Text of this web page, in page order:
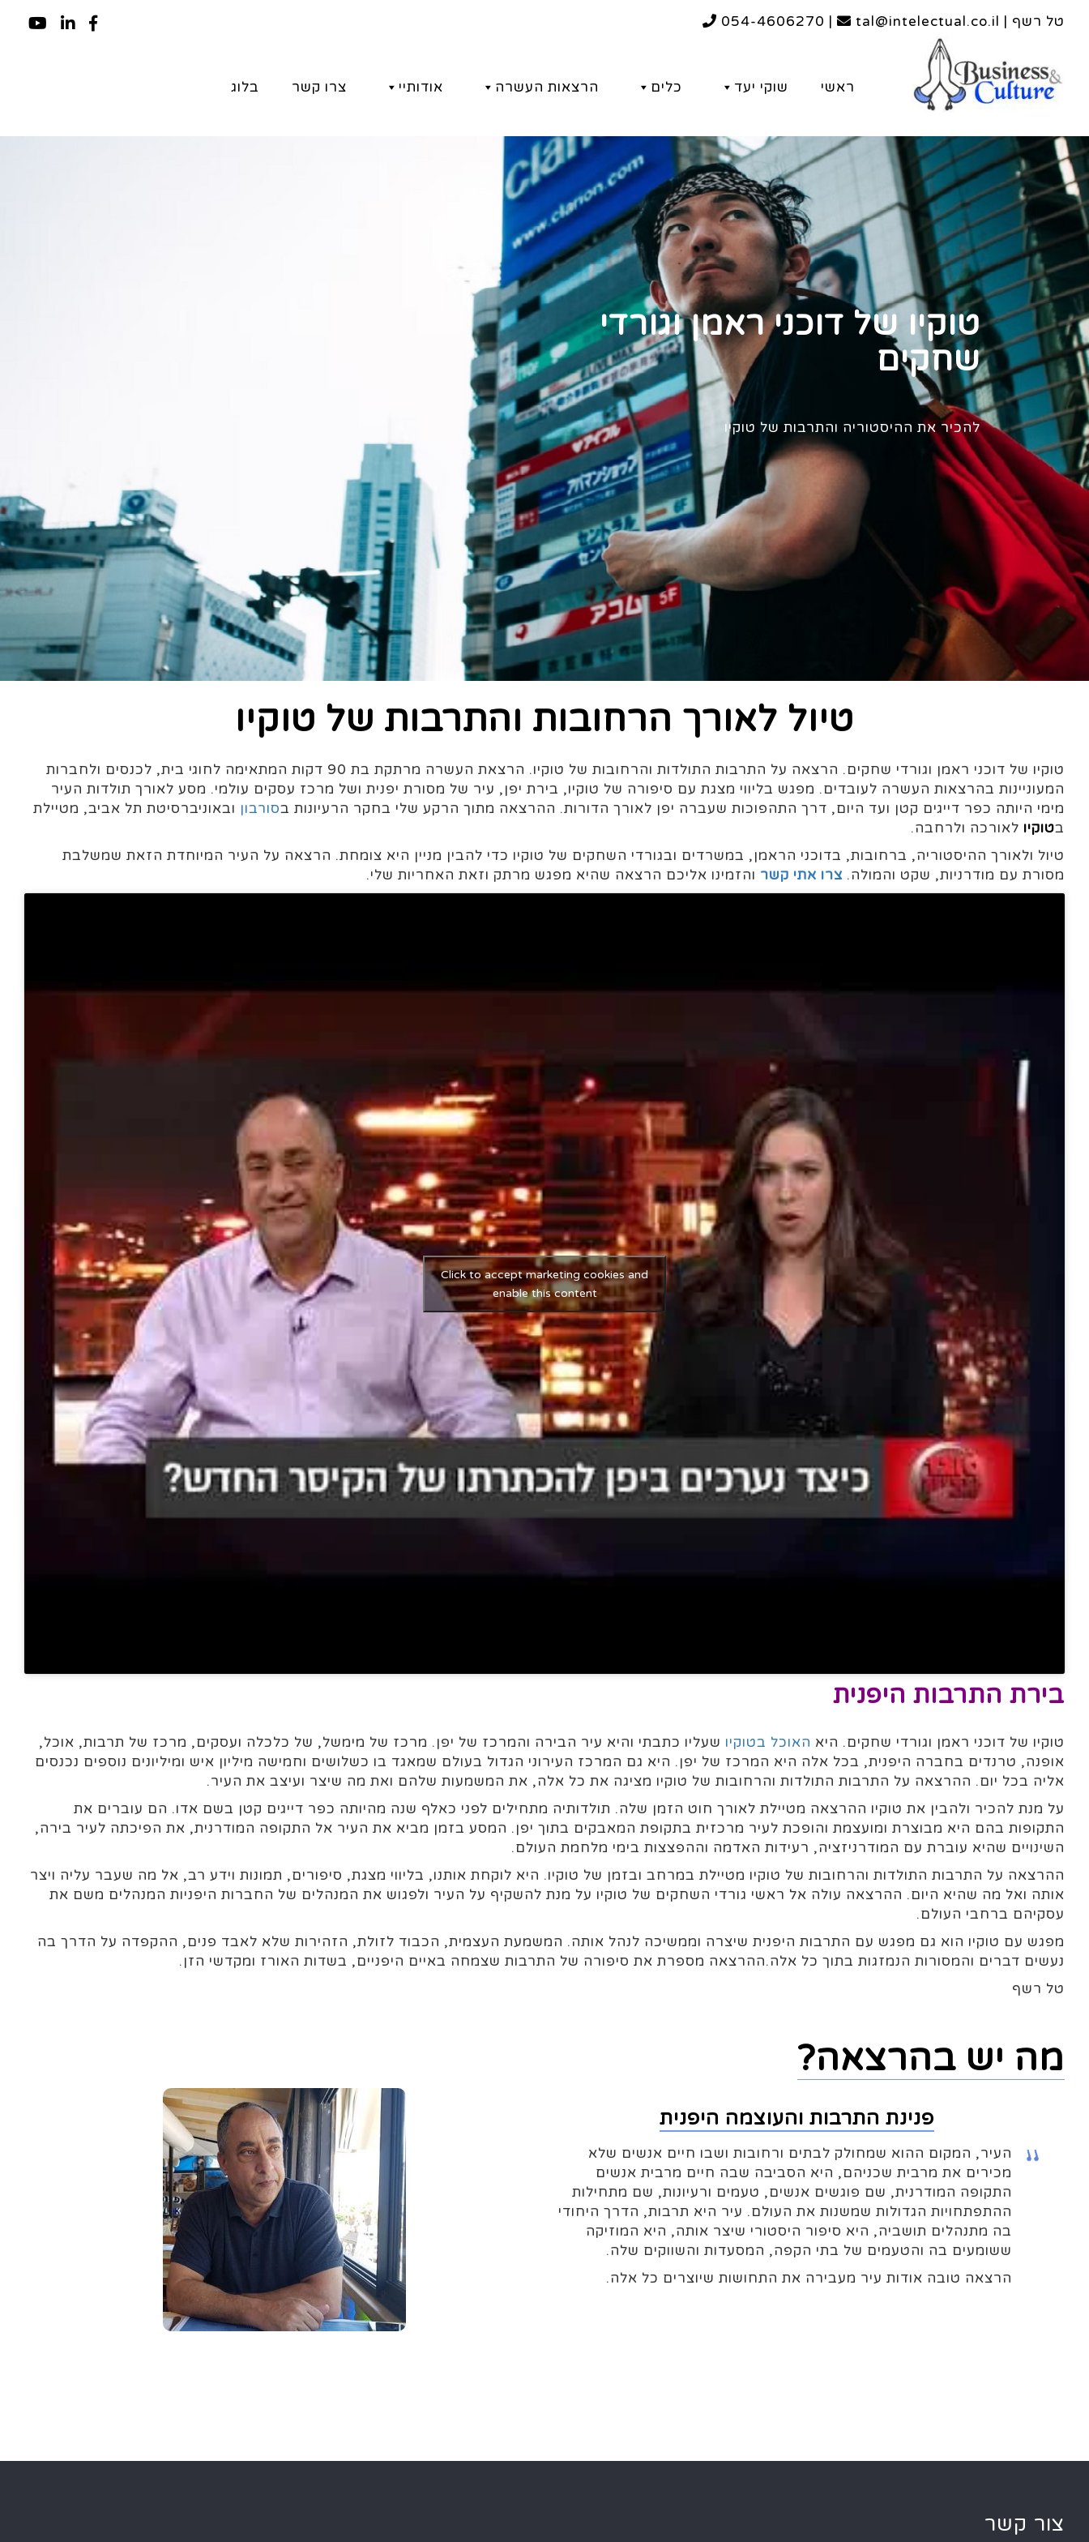
טל רשף | tal@intelectual.co.il |
054-4606270
ראשי שוקי יעד כלים הרצאות העשרה אודותיי צרו קשר בלוג
טוקיו של דוכני ראמן וגורדי
שחקים
להכיר את ההיסטוריה והתרבות של טוקיו
טיול לאורך הרחובות והתרבות של טוקיו
טוקיו של דוכני ראמן וגורדי שחקים. הרצאה על התרבות התולדות והרחובות של טוקיו. הרצאת העשרה מרתקת בת 90 דקות המתאימה לחוגי בית, לכנסים ולחברות
המעוניינות בהרצאות העשרה לעובדים. מפגש בליווי מצגת עם סיפורה של טוקיו, בירת יפן, עיר של מסורת יפנית ושל מרכז עסקים עולמי. מסע לאורך תולדות העיר
מימי היותה כפר דייגים קטן ועד היום, דרך התהפוכות שעברה יפן לאורך הדורות. ההרצאה מתוך הרקע שלי בחקר הרעיונות בסורבון ובאוניברסיטת תל אביב, מטיילת
בטוקיו לאורכה ולרחבה.
טיול ולאורך ההיסטוריה, ברחובות, בדוכני הראמן, במשרדים ובגורדי השחקים של טוקיו כדי להבין מניין היא צומחת. הרצאה על העיר המיוחדת הזאת שמשלבת
מסורת עם מודרניות, שקט והמולה. צרו אתי קשר והזמינו אליכם הרצאה שהיא מפגש מרתק וזאת האחריות שלי.
Click to accept marketing cookies and
enable this content
בירת התרבות היפנית
טוקיו של דוכני ראמן וגורדי שחקים. היא האוכל בטוקיו שעליו כתבתי והיא עיר הבירה והמרכז של יפן. מרכז של מימשל, של כלכלה ועסקים, מרכז של תרבות, אוכל,
אופנה, טרנדים בחברה היפנית, בכל אלה היא המרכז של יפן. היא גם המרכז העירוני הגדול בעולם שמאגד בו כשלושים וחמישה מיליון איש ומיליונים נוספים נכנסים
אליה בכל יום. ההרצאה על התרבות התולדות והרחובות של טוקיו מציגה את כל אלה, את המשמעות שלהם ואת מה שיצר ועיצב את העיר.
על מנת להכיר ולהבין את טוקיו ההרצאה מטיילת לאורך חוט הזמן שלה. תולדותיה מתחילים לפני כאלף שנה מהיותה כפר דייגים קטן בשם אדו. הם עוברים את
התקופות בהם היא מבוצרת ומועצמת והופכת לעיר מרכזית בתקופת המאבקים בתוך יפן. המסע בזמן מביא את העיר אל התקופה המודרנית, את הפיכתה לעיר בירה,
השינויים שהיא עוברת עם המודרניזציה, רעידות האדמה וההפצצות בימי מלחמת העולם.
ההרצאה על התרבות התולדות והרחובות של טוקיו מטיילת במרחב ובזמן של טוקיו. היא לוקחת אותנו, בליווי מצגת, סיפורים, תמונות וידע רב, אל מה שעבר עליה ויצר
אותה ואל מה שהיא היום. ההרצאה עולה אל ראשי גורדי השחקים של טוקיו על מנת להשקיף על העיר ולפגוש את המנהלים של החברות היפניות המנהלים משם את
עסקיהם ברחבי העולם.
מפגש עם טוקיו הוא גם מפגש עם התרבות היפנית שיצרה וממשיכה לנהל אותה. המשמעת העצמית, הכבוד לזולת, הזהירות שלא לאבד פנים, ההקפדה על הדרך בה
נעשים דברים והמסורות הנמזגות בתוך כל אלה.ההרצאה מספרת את סיפורה של התרבות שצמחה באיים היפניים, בשדות האורז ומקדשי הזן.
טל רשף
מה יש בהרצאה?
פנינת התרבות והעוצמה היפנית
העיר, המקום ההוא שמחולק לבתים ורחובות ושבו חיים אנשים שלא
מכירים את מרבית שכניהם, היא הסביבה שבה חיים מרבית אנשים
התקופה המודרנית, שם פוגשים אנשים, טעמים ורעיונות, שם מתחילות
ההתפתחויות הגדולות שמשנות את העולם. עיר היא תרבות, הדרך היחודית
בה מתנהלים תושביה, היא סיפור היסטורי שיצר אותה, היא המוזיקה
ששומעים בה והטעמים של בתי הקפה, המסעדות והשווקים שלה.
הרצאה טובה אודות עיר מעבירה את התחושות שיוצרים כל אלה.
צור קשר